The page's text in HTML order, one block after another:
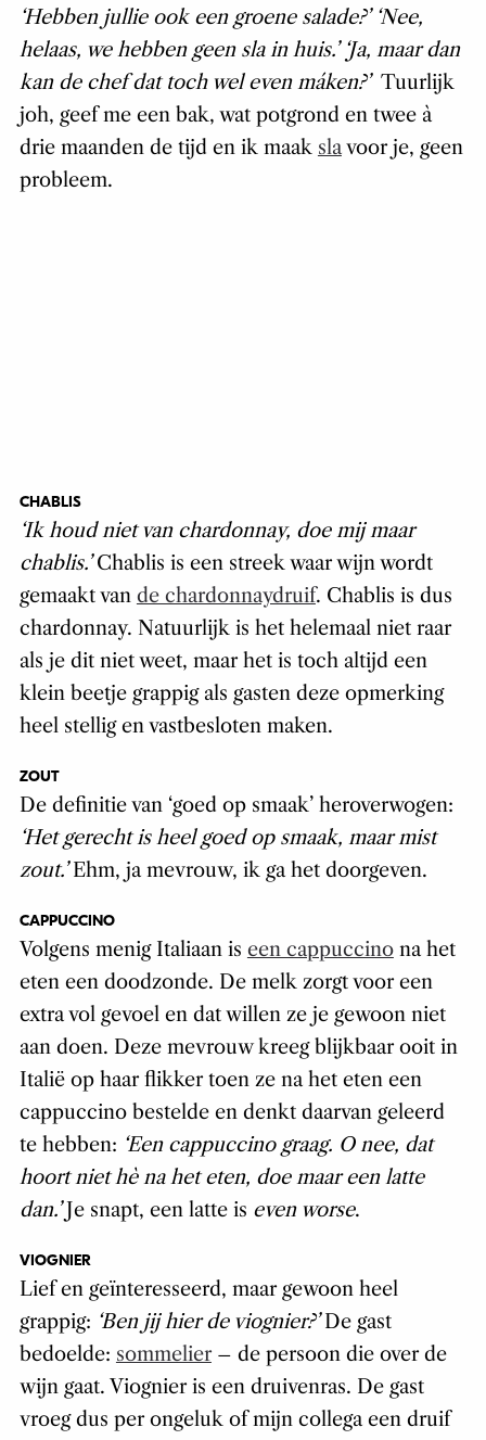
‘Hebben jullie ook een groene salade?’ ‘Nee,
helaas, we hebben geen sla in huis.’ ‘Ja, maar dan
kan de chef dat toch wel even máken?’Tuurlijk
joh, geef me een bak, wat potgrond en twee à
drie maanden de tijd en ik maak slavoor je, geen
probleem.
CHABLIS
‘Ik houd niet van chardonnay, doe mij maar
chablis.’Chablis is een streek waar wijn wordt
gemaakt van de chardonnaydruif. Chablis is dus
chardonnay. Natuurlijk is het helemaal niet raar
als je dit niet weet, maar het is toch altijd een
klein beetje grappig als gasten deze opmerking
heel stellig en vastbesloten maken.
ZOUT
De definitie van ‘goed op smaak’ heroverwogen:
‘Het gerecht is heel goed op smaak, maar mist
zout.’Ehm, ja mevrouw, ik ga het doorgeven.
CAPPUCCINO
Volgens menig Italiaan is een cappuccinona het
eten een doodzonde. De melk zorgt voor een
extra vol gevoel en dat willen ze je gewoon niet
aan doen. Deze mevrouw kreeg blijkbaar ooit in
Italië op haar flikker toen ze na het eten een
cappuccino bestelde en denkt daarvan geleerd
te hebben: ‘Een cappuccino graag. O nee, dat
hoort niet hè na het eten, doe maar een latte
dan.’Je snapt, een latte is even worse.
VIOGNIER
Lief en geïnteresseerd, maar gewoon heel
grappig: ‘Ben jij hier de viognier?’De gast
bedoelde: sommelier– de persoon die over de
wijn gaat. Viognier is een druivenras. De gast
vroeg dus per ongeluk of mijn collega een druif